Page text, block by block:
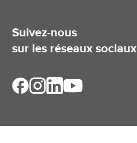
Suivez-nous
sur les réseaux sociaux